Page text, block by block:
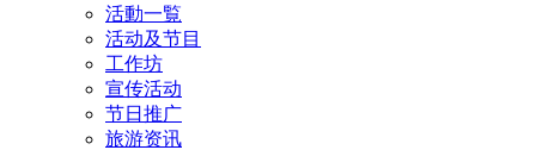
活動一覧
活动及节目
工作坊
宣传活动
节日推广
旅游资讯